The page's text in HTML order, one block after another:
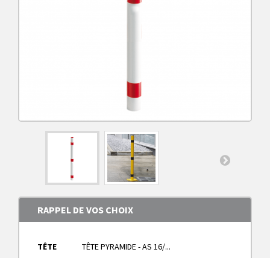
RAPPEL DE VOS CHOIX
TÊTE TÊTE PYRAMIDE - AS 16/...